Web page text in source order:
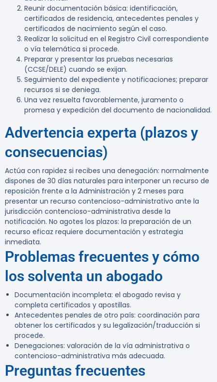
Reunir documentación básica: identificación,
certificados de residencia, antecedentes penales y
certificados de nacimiento según el caso.
Realizar la solicitud en el Registro Civil correspondiente
o vía telemática si procede.
Preparar y presentar las pruebas necesarias
(CCSE/DELE) cuando se exijan.
Seguimiento del expediente y notificaciones; preparar
recursos si se deniega.
Una vez resuelta favorablemente, juramento o
promesa y expedición del documento de nacionalidad.
Advertencia experta (plazos y
consecuencias)
Actúa con rapidez si recibes una denegación: normalmente
dispones de 30 días naturales para interponer un recurso de
reposición frente a la Administración y 2 meses para
presentar un recurso contencioso-administrativo ante la
jurisdicción contencioso-administrativa desde la
notificación. No agotes los plazos: la preparación de un
recurso eficaz requiere documentación y estrategia
inmediata.
Problemas frecuentes y cómo
los solventa un abogado
Documentación incompleta: el abogado revisa y
completa certificados y apostillas.
Antecedentes penales de otro país: coordinación para
obtener los certificados y su legalización/traducción si
procede.
Denegaciones: valoración de la vía administrativa o
contencioso-administrativa más adecuada.
Preguntas frecuentes